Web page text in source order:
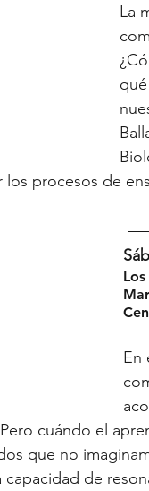
La
procesos de
En
cuándo el
que no
de